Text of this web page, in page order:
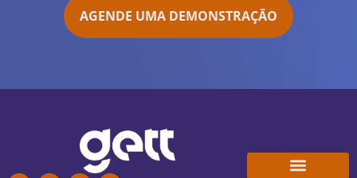
AGENDE UMA DEMONSTRAÇÃO